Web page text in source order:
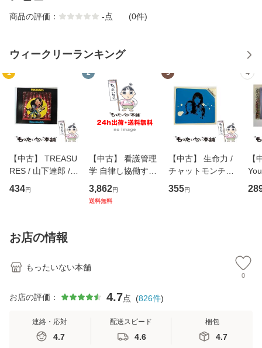
商品の評価： -点 (0件)
ウィークリーランキング
1
【中古】 TREASU
RES / 山下達郎 /
イーストウエス
ト・ジャパン [CD]
434円
2
【中古】 看護管理
学 自律し協働する
専門職の看護マネ
ジメントスキル 改
3,862円
送料無料
3
【中古】 生命力 /
チャットモンチー /
キューンレコード
[CD]【メール便送
355円
4
【
のが
お店の情報
もったいない本舗
0
お店の評価： 4.7点 (826件)
連絡・応対
4.7
配送スピード
4.6
梱包
4.7